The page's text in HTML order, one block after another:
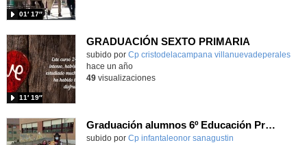
01′ 17″
GRADUACIÓN SEXTO PRIMARIA
subido por Cp cristodelacampana villanuevadeperales
11′ 19″
-
hace un año
49visualizaciones
Graduación alumnos 6º Educación Primaria -Curso 2023-2024
Contenido educativo.
subido por Cp infantaleonor sanagustin